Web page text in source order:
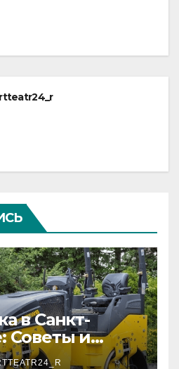
в Санкт-
Советы и